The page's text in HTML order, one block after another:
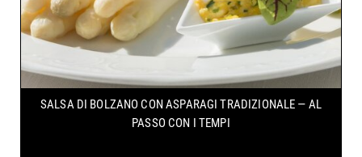
SALSA DI BOLZANO CON ASPARAGI TRADIZIONALE — AL
PASSO CON I TEMPI